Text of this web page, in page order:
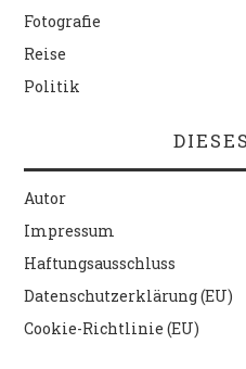
Fotografie
Reise
Politik
Autor
Impressum
Haftungsausschluss
Datenschutzerklärung (EU)
Cookie-Richtlinie (EU)